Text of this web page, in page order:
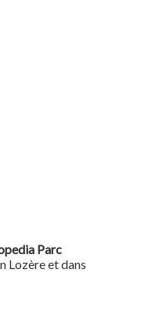
Parc
Lozère et dans